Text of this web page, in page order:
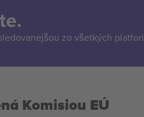
zo všetkých
Komisiou EÚ